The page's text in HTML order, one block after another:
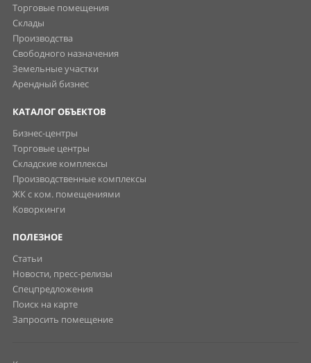
Торговые помещения
Склады
Производства
Свободного назначения
Земельные участки
Арендный бизнес
КАТАЛОГ ОБЪЕКТОВ
Бизнес-центры
Торговые центры
Складские комплексы
Производственные комплексы
ЖК с ком. помещениями
Коворкинги
ПОЛЕЗНОЕ
Статьи
Новости, пресс-релизы
Спецпредложения
Поиск на карте
Запросить помещение